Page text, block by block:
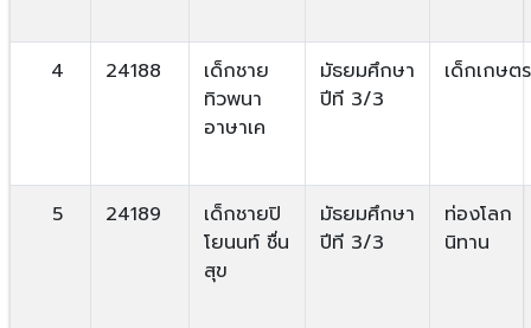
4 24188
เด็กชาย
ทิวพนา
อาษาเค
มัธยมศึกษา
ปีที 3/3
เด็กเกษตร
5 24189
เด็กชายปิ
โยนนท์ ชื่น
สุข
มัธยมศึกษา
ปีที 3/3
ท่องโลก
นิทาน